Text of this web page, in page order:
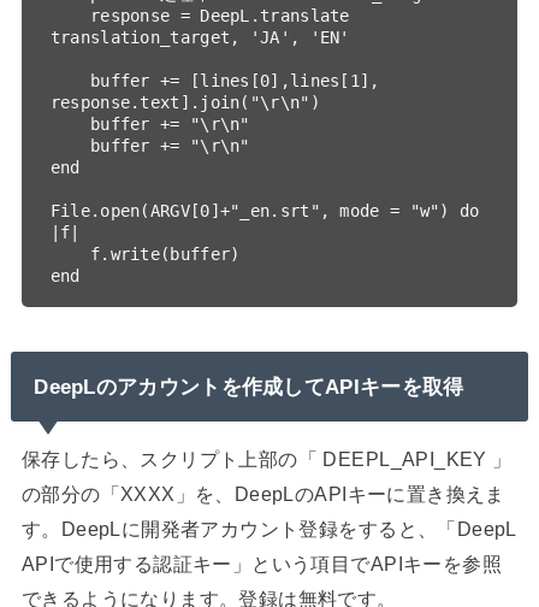
translation_target, 'JA', 'EN'
response.text].join("\r\n")
end
File.open(ARGV[0]+"_en.srt", mode = "w") do
|f|
end
DeepLのアカウントを作成してAPIキーを取得
保存したら、スクリプト上部の「 DEEPL_API_KEY 」
の部分の「XXXX」を、DeepLのAPIキーに置き換えま
す。DeepLに開発者アカウント登録をすると、「DeepL
APIで使用する認証キー」という項目でAPIキーを参照
できるようになります。登録は無料です。